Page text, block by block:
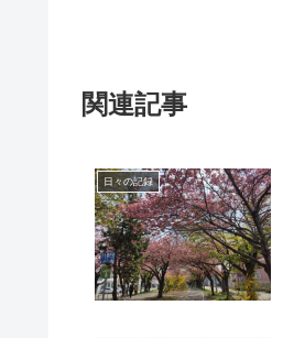
関連記事
日々の記録